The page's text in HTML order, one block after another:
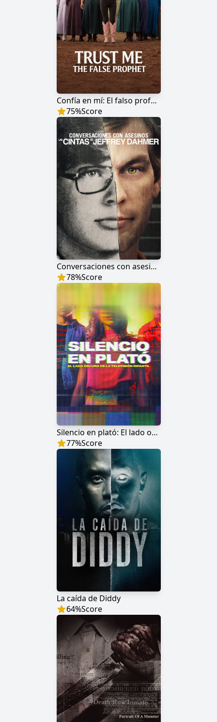
Confía en mí: El falso profeta
75%Score
Conversaciones con asesinos: Las cintas de Jeffrey Dahmer
78%Score
Silencio en plató: El lado oscuro de la televisión infantil
77%Score
La caída de Diddy
64%Score